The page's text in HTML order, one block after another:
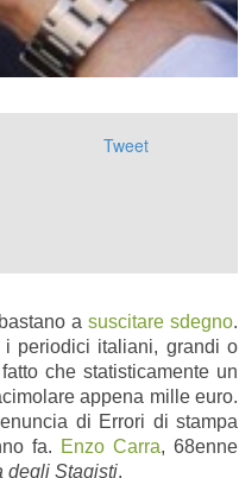
Tweet
asuscitare sdegno.
i periodici italiani, grandi o
che statisticamente un
appena mille euro.
di Errori di stampa
fa. Enzo Carra, 68enne
degli Stagisti.